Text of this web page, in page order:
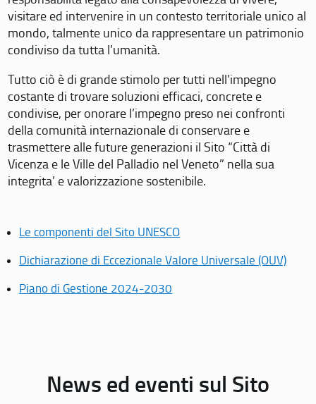
visitare ed intervenire in un contesto territoriale unico al
mondo, talmente unico da rappresentare un patrimonio
condiviso da tutta l’umanità.
Tutto ciò è di grande stimolo per tutti nell’impegno
costante di trovare soluzioni efficaci, concrete e
condivise, per onorare l’impegno preso nei confronti
della comunità internazionale di conservare e
trasmettere alle future generazioni il Sito “Città di
Vicenza e le Ville del Palladio nel Veneto” nella sua
integrita’ e valorizzazione sostenibile.
Le componenti del Sito UNESCO
Dichiarazione di Eccezionale Valore Universale (OUV)
Piano di Gestione 2024-2030
News ed eventi sul Sito